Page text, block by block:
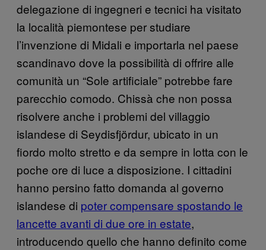
delegazione di ingegneri e tecnici ha visitato
la località piemontese per studiare
l’invenzione di Midali e importarla nel paese
scandinavo dove la possibilità di offrire alle
comunità un “Sole artificiale” potrebbe fare
parecchio comodo. Chissà che non possa
risolvere anche i problemi del villaggio
islandese di Seydisfjördur, ubicato in un
fiordo molto stretto e da sempre in lotta con le
poche ore di luce a disposizione. I cittadini
hanno persino fatto domanda al governo
islandese di poter compensare spostando le
lancette avanti di due ore in estate,
introducendo quello che hanno definito come